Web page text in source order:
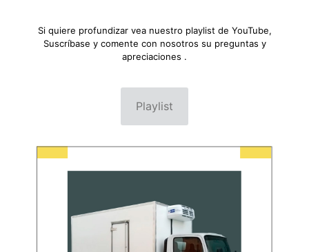
Si quiere profundizar vea nuestro playlist de YouTube,
Suscríbase y comente con nosotros su preguntas y
apreciaciones .
Playlist